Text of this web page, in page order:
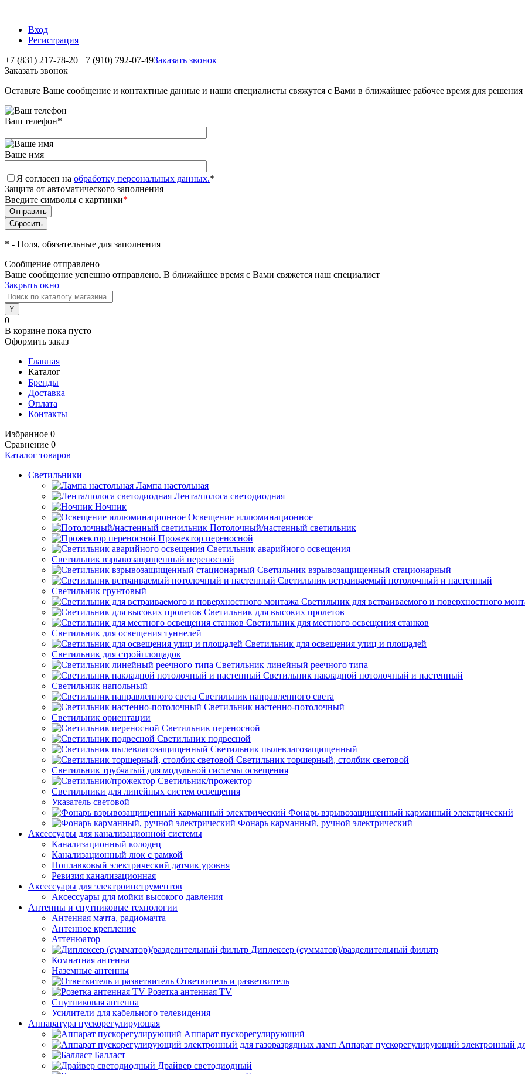
Вход
Регистрация
+7 (831) 217-78-20 +7 (910) 792-07-49Заказать звонок
Заказать звонок
Оставьте Ваше сообщение и контактные данные и наши специалисты свяжутся с Вами в ближайшее рабочее время для
Ваш телефон*
Ваше имя
Я согласен на обработку персональных данных.*
Защита от автоматического заполнения
Введите символы с картинки*
* - Поля, обязательные для заполнения
Сообщение отправлено
Ваше сообщение успешно отправлено. В ближайшее время с Вами свяжется наш специалист
Закрыть окно
0
В корзине пока пусто
Оформить заказ
Главная
Каталог
Бренды
Доставка
Оплата
Контакты
Избранное 0
Сравнение 0
Каталог товаров
Светильники
Лампа настольная
Лента/полоса светодиодная
Ночник
Освещение иллюминационное
Потолочный/настенный светильник
Прожектор переносной
Светильник аварийного освещения
Светильник взрывозащищенный переносной
Светильник взрывозащищенный стационарный
Светильник встраиваемый потолочный и настенный
Светильник грунтовый
Светильник для встраиваемого и поверхностного
Светильник для высоких пролетов
Светильник для местного освещения станков
Светильник для освещения туннелей
Светильник для освещения улиц и площадей
Светильник для стройплощадок
Светильник линейный реечного типа
Светильник накладной потолочный и настенный
Светильник напольный
Светильник направленного света
Светильник настенно-потолочный
Светильник ориентации
Светильник переносной
Светильник подвесной
Светильник пылевлагозащищенный
Светильник торшерный, столбик световой
Светильник трубчатый для модульной системы освещения
Светильник/прожектор
Светильники для линейных систем освещения
Указатель световой
Фонарь взрывозащищенный карманный электрический
Фонарь карманный, ручной электрический
Аксессуары для канализационной системы
Канализационный колодец
Канализационный люк с рамкой
Поплавковый электрический датчик уровня
Ревизия канализационная
Аксессуары для электроинструментов
Аксессуары для мойки высокого давления
Антенны и спутниковые технологии
Антенная мачта, радиомачта
Антенное крепление
Аттенюатор
Диплексер (сумматор)/разделительный фильтр
Комнатная антенна
Наземные антенны
Ответвитель и разветвитель
Розетка антенная TV
Спутниковая антенна
Усилители для кабельного телевидения
Аппаратура пускорегулирующая
Аппарат пускорегулирующий
Аппарат пускорегулирующий электронный
Балласт
Драйвер светодиодный